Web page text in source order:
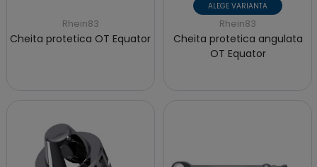
Rhein83
Cheita protetica OT Equator
ALEGE VARIANTA
Rhein83
Cheita protetica angulata
OT Equator